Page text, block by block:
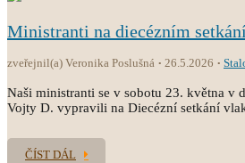
Ministranti na diecézním
zveřejnil(a) Veronika Poslušná 26.5.2026
Naši ministranti se v sobotu 23. května v
Vojty D. vypravili na Diecézní setkání
ČÍST DÁL